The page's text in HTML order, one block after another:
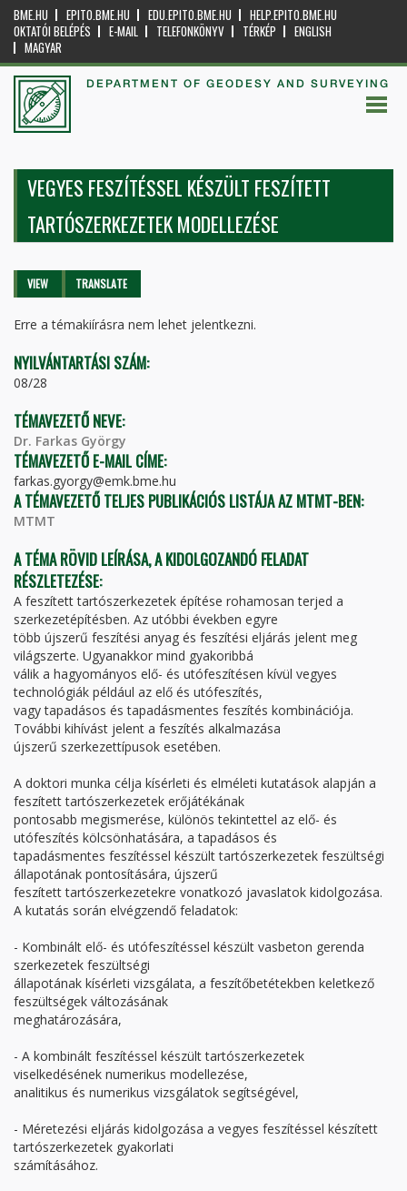
BME.HU EPITO.BME.HU EDU.EPITO.BME.HU
HELP.EPITO.BME.HU
OKTATÓI BELÉPÉS
E-MAIL TELEFONKÖNYV TÉRKÉP
ENGLISH
MAGYAR
DEPARTMENT OF GEODESY AND SURVEYING
VEGYES FESZÍTÉSSEL KÉSZÜLT FESZÍTETT
TARTÓSZERKEZETEK MODELLEZÉSE
Primary tabs
VIEW (ACTIVETRANSLATE
Erre a témakiírásra nem lehet jelentkezni.
NYILVÁNTARTÁSI SZÁM:
08/28
TÉMAVEZETŐ NEVE:
Dr. Farkas György
TÉMAVEZETŐ E-MAIL CÍME:
farkas.gyorgy@emk.bme.hu
A TÉMAVEZETŐ TELJES PUBLIKÁCIÓS LISTÁJA AZ MTMT-BEN:
MTMT
A TÉMA RÖVID LEÍRÁSA, A KIDOLGOZANDÓ FELADAT
RÉSZLETEZÉSE:
A feszített tartószerkezetek építése rohamosan terjed a
szerkezetépítésben. Az utóbbi években egyre
több újszerű feszítési anyag és feszítési eljárás jelent meg
világszerte. Ugyanakkor mind gyakoribbá
válik a hagyományos elő- és utófeszítésen kívül vegyes
technológiák például az elő és utófeszítés,
vagy tapadásos és tapadásmentes feszítés kombinációja.
További kihívást jelent a feszítés alkalmazása
újszerű szerkezettípusok esetében.
A doktori munka célja kísérleti és elméleti kutatások alapján a
feszített tartószerkezetek erőjátékának
pontosabb megismerése, különös tekintettel az elő- és
utófeszítés kölcsönhatására, a tapadásos és
tapadásmentes feszítéssel készült tartószerkezetek feszültségi
állapotának pontosítására, újszerű
feszített tartószerkezetekre vonatkozó javaslatok kidolgozása.
A kutatás során elvégzendő feladatok:
- Kombinált elő- és utófeszítéssel készült vasbeton gerenda
szerkezetek feszültségi
állapotának kísérleti vizsgálata, a feszítőbetétekben keletkező
feszültségek változásának
meghatározására,
- A kombinált feszítéssel készült tartószerkezetek
viselkedésének numerikus modellezése,
analitikus és numerikus vizsgálatok segítségével,
- Méretezési eljárás kidolgozása a vegyes feszítéssel készített
tartószerkezetek gyakorlati
számításához.